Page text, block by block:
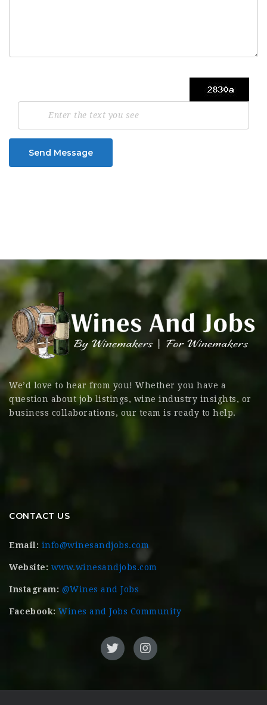
Send Message
We’d love to hear from you! Whether you have a
question about job listings, wine industry insights, or
business collaborations, our team is ready to help.
CONTACT US
Email: info@winesandjobs.com
Website: www.winesandjobs.com
Instagram: @Wines and Jobs
Facebook: Wines and Jobs Community